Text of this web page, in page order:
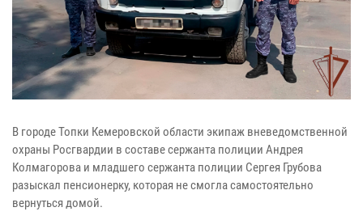
В городе Топки Кемеровской области экипаж вневедомственной
охраны Росгвардии в составе сержанта полиции Андрея
Колмагорова и младшего сержанта полиции Сергея Грубова
разыскал пенсионерку, которая не смогла самостоятельно
вернуться домой.